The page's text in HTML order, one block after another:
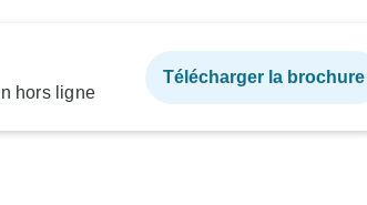
hors ligne
Télécharger la brochure